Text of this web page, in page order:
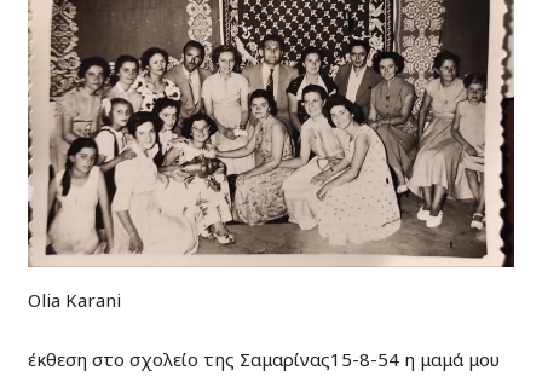
Olia Karani
έκθεση στο σχολείο της Σαμαρίνας15-8-54 η μαμά μου